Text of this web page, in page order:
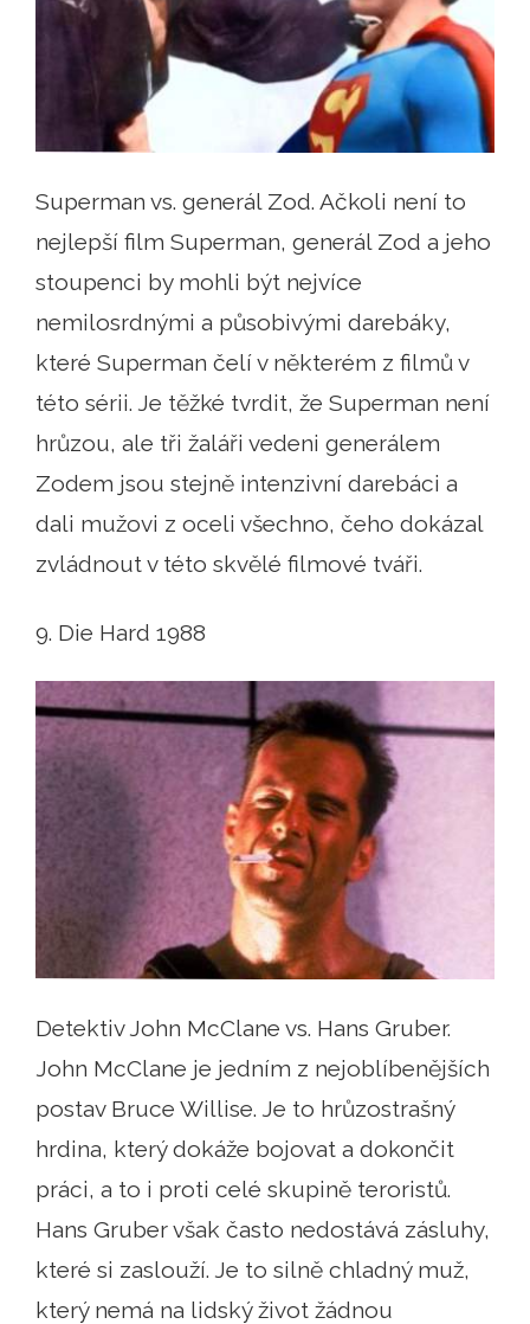
Superman vs. generál Zod. Ačkoli není to
nejlepší film Superman, generál Zod a jeho
stoupenci by mohli být nejvíce
nemilosrdnými a působivými darebáky,
které Superman čelí v některém z filmů v
této sérii. Je těžké tvrdit, že Superman není
hrůzou, ale tři žaláři vedeni generálem
Zodem jsou stejně intenzivní darebáci a
dali mužovi z oceli všechno, čeho dokázal
zvládnout v této skvělé filmové tváři.
9. Die Hard 1988
Detektiv John McClane vs. Hans Gruber.
John McClane je jedním z nejoblíbenějších
postav Bruce Willise. Je to hrůzostrašný
hrdina, který dokáže bojovat a dokončit
práci, a to i proti celé skupině teroristů.
Hans Gruber však často nedostává zásluhy,
které si zaslouží. Je to silně chladný muž,
který nemá na lidský život žádnou